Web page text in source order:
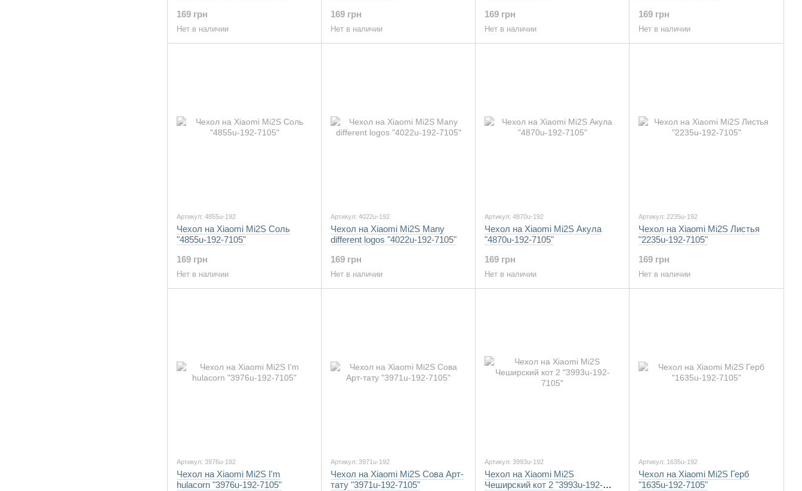
169 грн
Нет в наличии
169 грн
Нет в наличии
169 грн
Нет в наличии
169 грн
Нет в наличии
Артикул: 4855u-192
Чехол на Xiaomi Mi2S Соль
"4855u-192-7105"
169 грн
Нет в наличии
Артикул: 4022u-192
Чехол на Xiaomi Mi2S Many
different logos "4022u-192-7105"
169 грн
Нет в наличии
Артикул: 4870u-192
Чехол на Xiaomi Mi2S Акула
"4870u-192-7105"
169 грн
Нет в наличии
Артикул: 2235u-192
Чехол на Xiaomi Mi2S Листья
"2235u-192-7105"
169 грн
Нет в наличии
Артикул: 3976u-192
Чехол на Xiaomi Mi2S I'm
hulacorn "3976u-192-7105"
Артикул: 3971u-192
Чехол на Xiaomi Mi2S Сова Арт-
тату "3971u-192-7105"
Артикул: 3993u-192
Чехол на Xiaomi Mi2S
Чеширский кот 2 "3993u-192-
Артикул: 1635u-192
Чехол на Xiaomi Mi2S Герб
"1635u-192-7105"